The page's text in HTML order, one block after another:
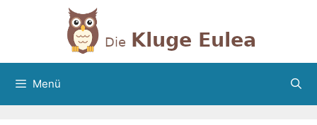
Menü